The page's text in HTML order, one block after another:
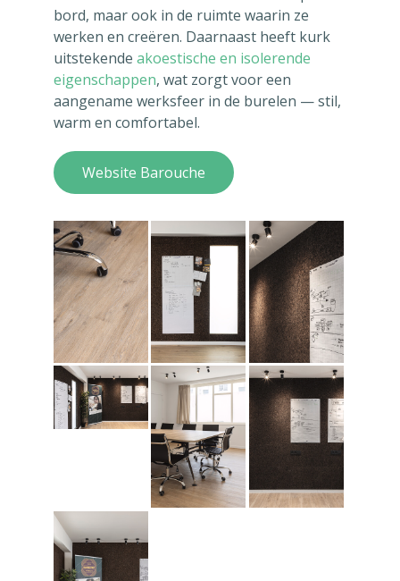
bord, maar ook in de ruimte waarin ze
werken en creëren. Daarnaast heeft kurk
uitstekende akoestische en isolerende
eigenschappen, wat zorgt voor een
aangename werksfeer in de burelen — stil,
warm en comfortabel.
Website Barouche